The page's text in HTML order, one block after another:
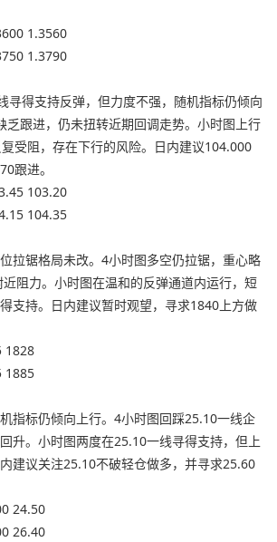
1.3560
1.3790
寻得支持反弹，但力度不强，随机指标仍倾向
乏跟进，仍未扭转近期回调走势。小时图上行
受阻，存在下行的风险。日内建议104.000
跟进。
103.20
104.35
拉锯格局未改。4小时图多空仍拉锯，重心略
阻力。小时图在温和的反弹通道内运行，短
支持。日内建议暂时观望，寻求1840上方做
1828
1885
指标仍倾向上行。4小时图回踩25.10一线企
升。小时图两度在25.10一线寻得支持，但上
建议关注25.10不破轻仓做多，并寻求25.60
24.50
26.40